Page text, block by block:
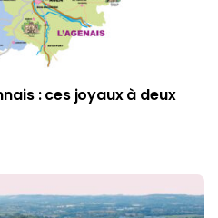
: ces joyaux à deux